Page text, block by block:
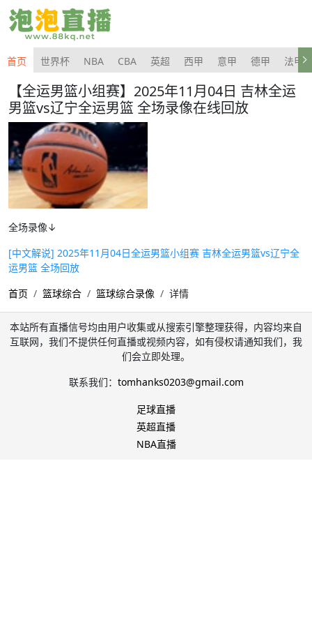
首页 世界杯 NBA CBA 英超 西甲 意甲 德甲 法甲
【全运男篮小组赛】2025年11月04日 吉林全运
男篮vs辽宁全运男篮 全场录像在线回放
全场录像↓
[中文解说] 2025年11月04日全运男篮小组赛 吉林全运男篮vs辽宁全
运男篮 全场回放
首页
篮球综合 篮球综合录像 详情
本站所有直播信号均由用户收集或从搜索引擎整理获得，内容均来自
互联网，我们不提供任何直播或视频内容，如有侵权请通知我们，我
们会立即处理。
联系我们： tomhanks0203@gmail.com
足球直播
英超直播
NBA直播